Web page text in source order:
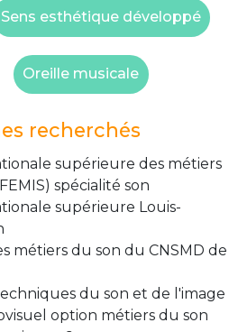
Sens esthétique développé
Oreille musicale
recherchés
supérieure des métiers
spécialité son
supérieure Louis-
métiers du son du CNSMD de
du son et de l'image
option métiers du son